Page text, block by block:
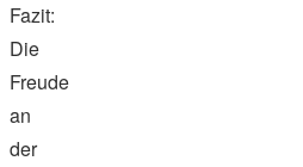
Fazit:
Die
Freude
an
der